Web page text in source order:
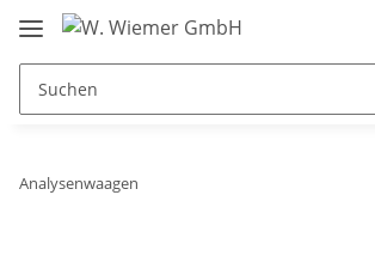
Analysenwaagen